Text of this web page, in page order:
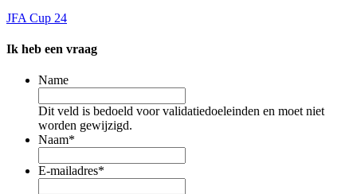
JFA Cup 24
Ik heb een vraag
Name
Dit veld is bedoeld voor validatiedoeleinden en moet niet
worden gewijzigd.
Naam*
E-mailadres*